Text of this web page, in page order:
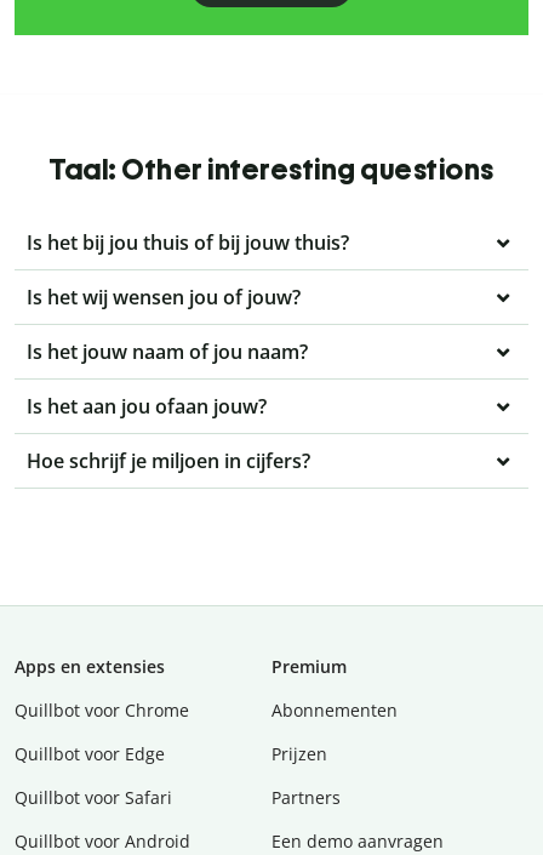
Taal: Other interesting questions
Is het bij jou thuis of bij jouw thuis?
Is het wij wensen jou of jouw?
Is het jouw naam of jou naam?
Is het aan jou ofaan jouw?
Hoe schrijf je miljoen in cijfers?
Apps en extensies
Quillbot voor Chrome
Quillbot voor Edge
Quillbot voor Safari
Quillbot voor Android
Premium
Abonnementen
Prijzen
Partners
Een demo aanvragen